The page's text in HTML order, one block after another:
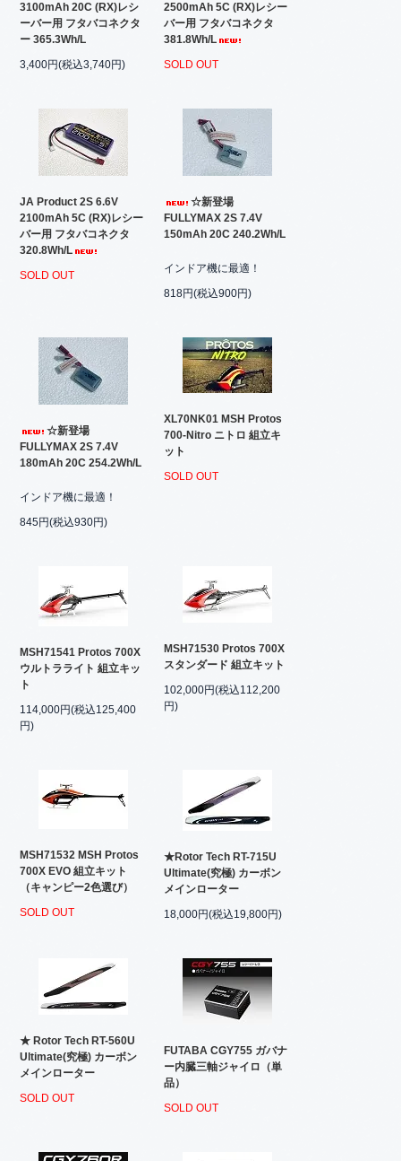
3100mAh 20C (RX)レシ
ーバー用 フタバコネクタ
ー 365.3Wh/L
3,400円(税込3,740円)
2500mAh 5C (RX)レシー
バー用 フタバコネクタ
381.8Wh/L
SOLD OUT
JA Product 2S 6.6V
2100mAh 5C (RX)レシー
バー用 フタバコネクタ
320.8Wh/L
SOLD OUT
☆新登場
FULLYMAX 2S 7.4V
150mAh 20C 240.2Wh/L
インドア機に最適！
818円(税込900円)
☆新登場
FULLYMAX 2S 7.4V
180mAh 20C 254.2Wh/L
インドア機に最適！
845円(税込930円)
XL70NK01 MSH Protos
700-Nitro ニトロ 組立キ
ット
SOLD OUT
MSH71541 Protos 700X
ウルトラライト 組立キッ
ト
114,000円(税込125,400
円)
MSH71530 Protos 700X
スタンダード 組立キット
102,000円(税込112,200
円)
MSH71532 MSH Protos
700X EVO 組立キット
（キャンピー2色選び）
SOLD OUT
★Rotor Tech RT-715U
Ultimate(究極) カーボン
メインローター
18,000円(税込19,800円)
★ Rotor Tech RT-560U
Ultimate(究極) カーボン
メインローター
SOLD OUT
FUTABA CGY755 ガバナ
ー内臓三軸ジャイロ（単
品）
SOLD OUT